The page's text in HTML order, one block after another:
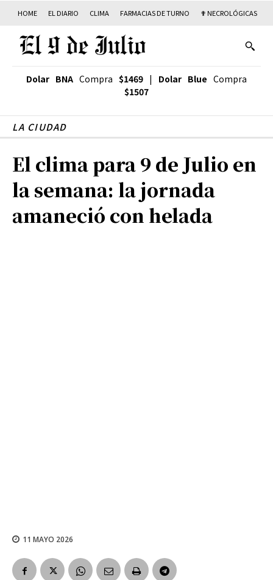
HOME EL DIARIO CLIMA FARMACIAS DE TURNO ✟ NECROLÓGICAS
Dolar BNA Compra $1469 | Dolar Blue Compra
$1507
LA CIUDAD
El clima para 9 de Julio en
la semana: la jornada
amaneció con helada
11 MAYO 2026